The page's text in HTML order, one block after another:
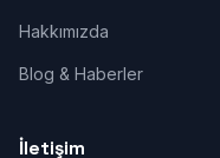
Hakkımızda
Blog & Haberler
İletişim